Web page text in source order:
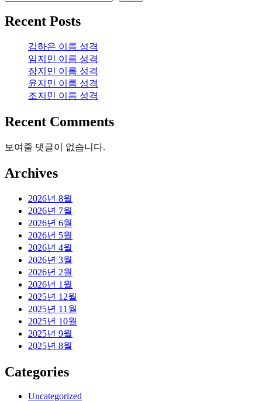
Recent Posts
김하은 이름 성격
임지민 이름 성격
장지민 이름 성격
윤지민 이름 성격
조지민 이름 성격
Recent Comments
보여줄 댓글이 없습니다.
Archives
2026년 8월
2026년 7월
2026년 6월
2026년 5월
2026년 4월
2026년 3월
2026년 2월
2026년 1월
2025년 12월
2025년 11월
2025년 10월
2025년 9월
2025년 8월
Categories
Uncategorized